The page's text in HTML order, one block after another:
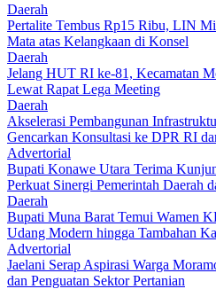
Daerah
‎Pertalite Tembus Rp15 Ribu, LIN
Mata atas Kelangkaan di Konsel
Daerah
‎Jelang HUT RI ke-81, Kecamatan
Lewat Rapat Lega Meeting
Daerah
Akselerasi Pembangunan
Gencarkan Konsultasi ke DPR RI
Advertorial
Bupati Konawe Utara Terima
Perkuat Sinergi Pemerintah Daerah
Daerah
‎Bupati Muna Barat Temui Wamen
Udang Modern hingga Tambahan
Advertorial
Jaelani Serap Aspirasi Warga
dan Penguatan Sektor Pertanian